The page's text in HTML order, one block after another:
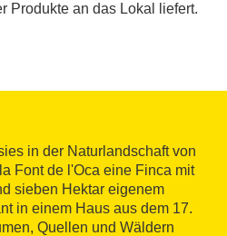
Produkte an das Lokal liefert.
in der Naturlandschaft von
Font de l'Oca eine Finca mit
sieben Hektar eigenem
in einem Haus aus dem 17.
Quellen und Wäldern